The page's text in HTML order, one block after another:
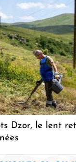
Dzor, le lent